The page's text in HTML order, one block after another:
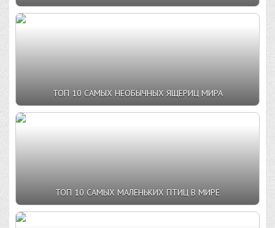
ТОП 10 САМЫХ НЕОБЫЧНЫХ ЯЩЕРИЦ МИРА
ТОП 10 САМЫХ МАЛЕНЬКИХ ПТИЦ В МИРЕ